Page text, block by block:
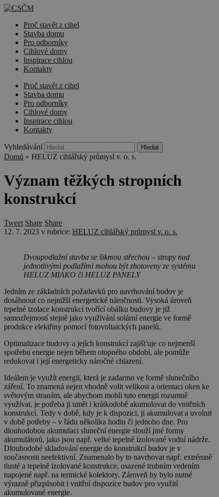
Proč stavět z cihel
Stavba domu
Pro odborníky
Cihlové domy
Inspirace cihlou
Kontakty
Proč stavět z cihel
Stavba domu
Pro odborníky
Cihlové domy
Inspirace cihlou
Kontakty
Vyhledávání
Domů » HELUZ cihlářský průmysl v. o. s.
Význam těžkých stropních
konstrukcí
Tweet Share Share
12. 7. 2023 v rubrice: HELUZ cihlářský průmysl v. o. s.
Dvoupodlažní stavba se šikmou střechou – stropy nad
jednotlivými podlažími mohou být zhotoveny ze systému
HELUZ MIAKO či HELUZ PANELY
Jedním ze základních požadavků pro navrhování budov je
dosáhnout co nejnižší energetické náročnosti. Vysoká úroveň
tepelné izolace konstrukcí tvořící obálku budovy je již
samozřejmostí stejně jako využívání solární energie ve formě
produkce elektřiny pomocí fotovoltaických panelů.
Optimalizace budovy a jejích konstrukcí zajišťuje co nejmenší
spotřebu energie nejen během otopného období, ale pomůže
redukovat i její energeticky náročné chlazení.
Ideálem je využít energii, která je zadarmo ve formě slunečního
záření. To znamená nejen vhodně volit velikost a orientaci oken ke
světovým stranám, ale abychom mohli tuto energii rozumně
využívat, je potřeba ji umět i krátkodobě akumulovat do vnitřních
konstrukcí. Tedy v době, kdy je k dispozici, ji akumulovat a uvolnit
v době potřeby – v řádu několika hodin či jednoho dne. Pro
dlouhodobou akumulaci sluneční energie slouží jiné formy
akumulátorů, jako jsou např. velké tepelně izolované vodní nádrže.
Dlouhodobé skladování energie do konstrukcí budov je v
současnosti neefektivní. Znamenalo by to navrhovat např. extrémně
tlusté a tepelně izolované konstrukce, osazené trubním vedením
napojené např. na termické kolektory. Zároveň by bylo nutné
výrazně přizpůsobit i vnitřní dispozice budov pro využití
akumulované energie.